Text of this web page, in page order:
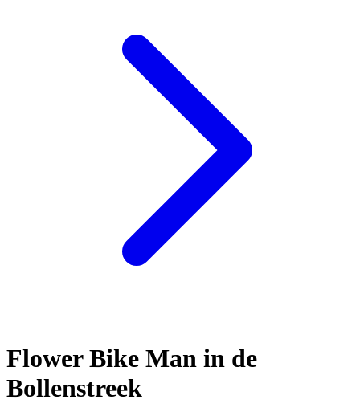
Flower Bike Man in de
Bollenstreek